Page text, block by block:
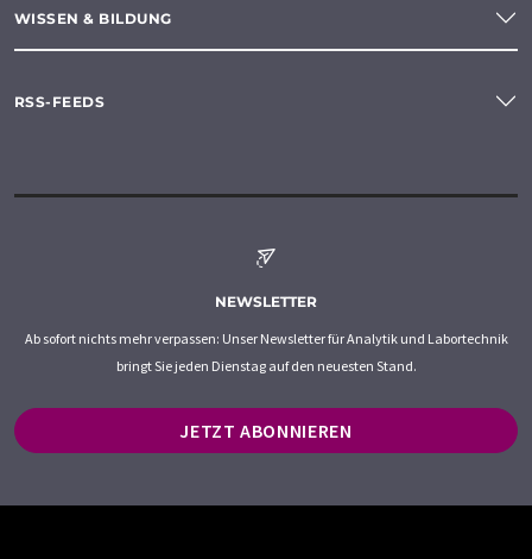
WISSEN & BILDUNG
RSS-FEEDS
NEWSLETTER
Ab sofort nichts mehr verpassen: Unser Newsletter für Analytik und Labortechnik
bringt Sie jeden Dienstag auf den neuesten Stand.
JETZT ABONNIEREN